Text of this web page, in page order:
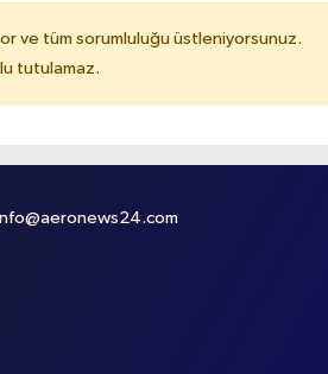
ve tüm sorumluluğu üstleniyorsunuz.
tutulamaz.